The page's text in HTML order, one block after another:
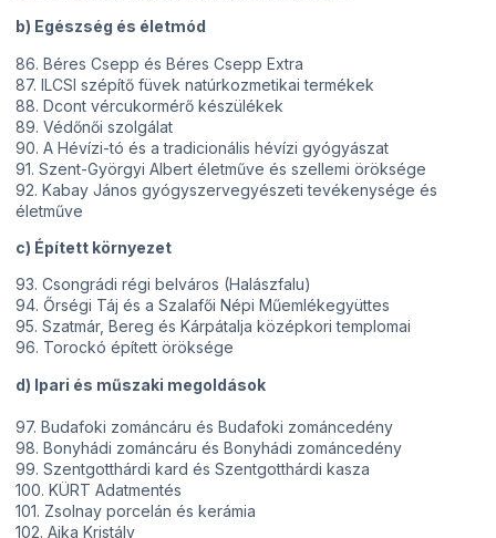
b) Egészség és életmód
86. Béres Csepp és Béres Csepp Extra
87. ILCSI szépítő füvek natúrkozmetikai termékek
88. Dcont vércukormérő készülékek
89. Védőnői szolgálat
90. A Hévízi-tó és a tradicionális hévízi gyógyászat
91. Szent-Györgyi Albert életműve és szellemi öröksége
92. Kabay János gyógyszervegyészeti tevékenysége és
életműve
c) Épített környezet
93. Csongrádi régi belváros (Halászfalu)
94. Őrségi Táj és a Szalafői Népi Műemlékegyüttes
95. Szatmár, Bereg és Kárpátalja középkori templomai
96. Torockó épített öröksége
d) Ipari és műszaki megoldások
97. Budafoki zománcáru és Budafoki zománcedény
98. Bonyhádi zománcáru és Bonyhádi zománcedény
99. Szentgotthárdi kard és Szentgotthárdi kasza
100. KÜRT Adatmentés
101. Zsolnay porcelán és kerámia
102. Ajka Kristály